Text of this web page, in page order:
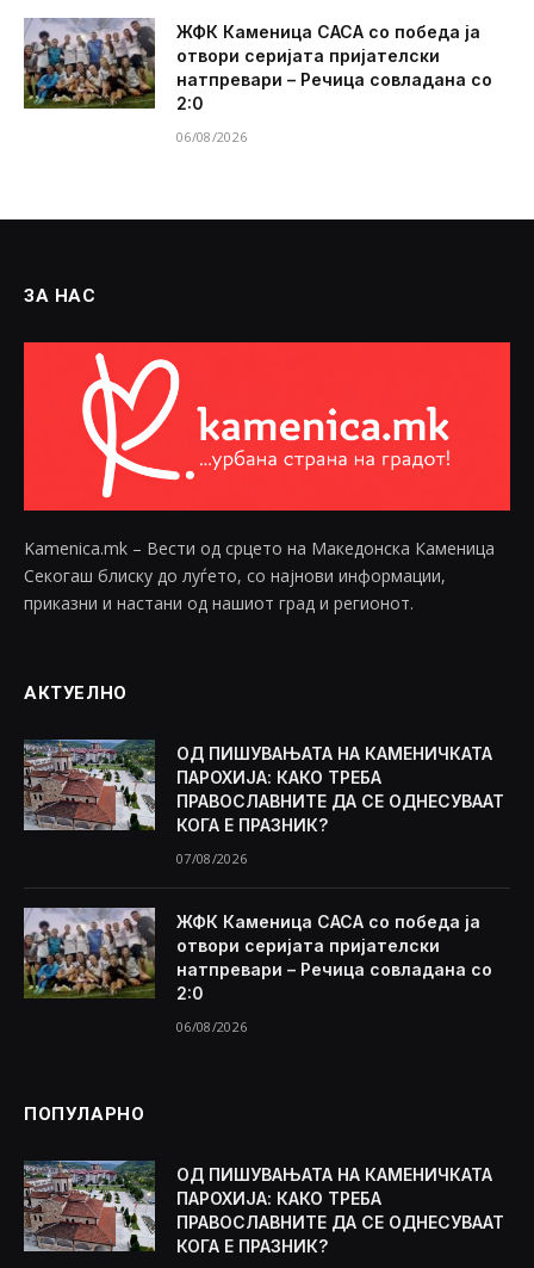
ЖФК Каменица САСА со победа ја
отвори серијата пријателски
натпревари – Речица совладана со
2:0
06/08/2026
ЗА НАС
Kamenica.mk – Вести од срцето на Македонска Каменица
Секогаш блиску до луѓето, со најнови информации,
приказни и настани од нашиот град и регионот.
АКТУЕЛНО
ОД ПИШУВАЊАТА НА КАМЕНИЧКАТА
ПАРОХИЈА: КАКО ТРЕБА
ПРАВОСЛАВНИТЕ ДА СЕ ОДНЕСУВААТ
КОГА Е ПРАЗНИК?
07/08/2026
ЖФК Каменица САСА со победа ја
отвори серијата пријателски
натпревари – Речица совладана со
2:0
06/08/2026
ПОПУЛАРНО
ОД ПИШУВАЊАТА НА КАМЕНИЧКАТА
ПАРОХИЈА: КАКО ТРЕБА
ПРАВОСЛАВНИТЕ ДА СЕ ОДНЕСУВААТ
КОГА Е ПРАЗНИК?